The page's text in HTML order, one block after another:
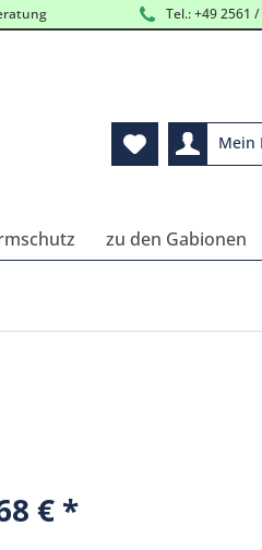
Tel.: +49 2561
Mein
zu den Gabionen
€ *